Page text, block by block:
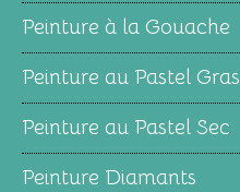
Peinture à la Gouache
Peinture au Pastel Gras
Peinture au Pastel Sec
Peinture Diamants